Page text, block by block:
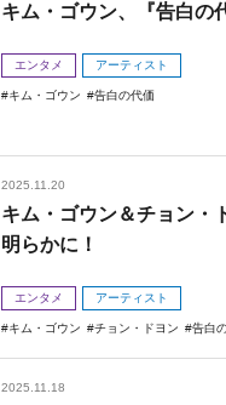
キム・ゴウン、『告白の
エンタメ アーティスト
キム・ゴウン 告白の代価
2025.11.20
キム・ゴウン＆チョン・
明らかに！
エンタメ アーティスト
キム・ゴウン チョン・ドヨン 告白
2025.11.18